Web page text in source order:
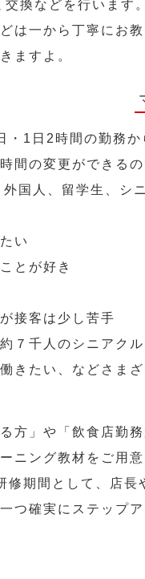
換などを行います
は一から丁寧にお
ますよ。
・1日2時間の勤務
間の変更ができる
国人、留学生、シ
い
とが好き
接客は少し苦手
７千人のシニアク
きたい、などさま
方」や「飲食店勤
ニング教材をご用意
修期間として、店
つ確実にステップ